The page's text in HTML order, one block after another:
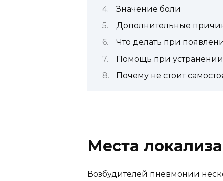
Значение боли
Дополнительные
Что делать при
Помощь при
Почему не стоит
Места
Возбудителей пневмонии